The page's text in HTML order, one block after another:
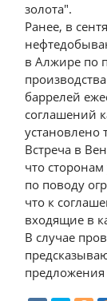
золота".
Ранее, в
в Алжире по
баррелей
соглашений
установлено
Встреча в
что сторонам
по поводу
что к
входящие в
В случае
предложения